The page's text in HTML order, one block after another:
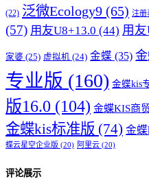
(22) 泛微Ecology9 (65) 注册
(57) 用友U8+13.0 (44) 用友
家婆 (25) 虚拟机 (24) 金蝶 (35)
专业版 (160) 金蝶kis
版16.0 (104) 金蝶KIS商
金蝶kis标准版 (74) 金
蝶云星空企业版 (20) 阿里云 (20)
评论展示